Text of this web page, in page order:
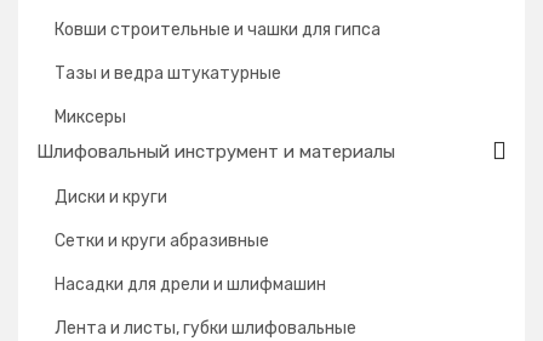
Ковши строительные и чашки для гипса
Тазы и ведра штукатурные
Миксеры
Шлифовальный инструмент и материалы
Диски и круги
Сетки и круги абразивные
Насадки для дрели и шлифмашин
Лента и листы, губки шлифовальные